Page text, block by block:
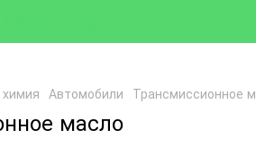
Автомобили Трансмиссионное
масло